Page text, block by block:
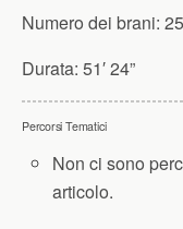
Numero dei brani: 25
Durata: 51′ 24”
Percorsi Tematici
Non ci sono
articolo.